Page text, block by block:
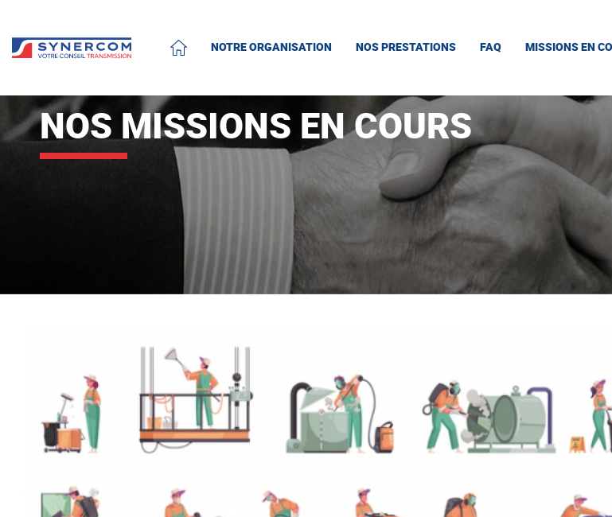
ACCUEIL
NOTRE ORGANISATION NOS PRESTATIONS FAQ MISSIONS EN
NOS MISSIONS EN COURS